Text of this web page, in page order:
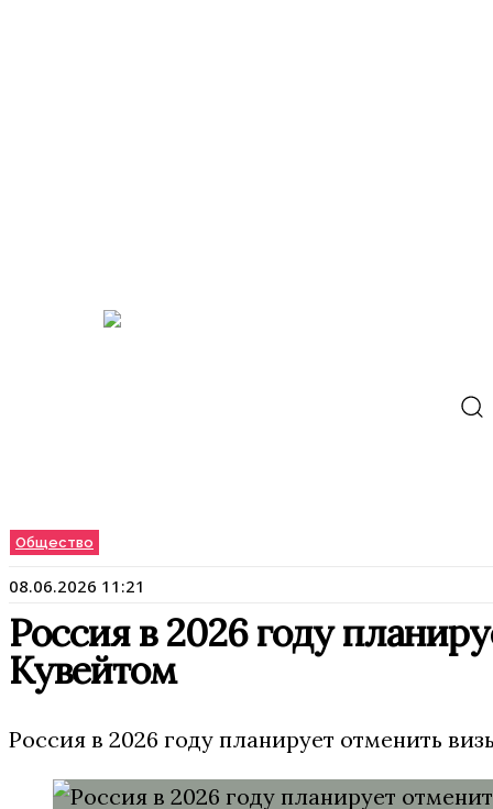
Общество
08.06.2026 11:21
Россия в 2026 году
Кувейтом
Россия в 2026 году планирует отменить